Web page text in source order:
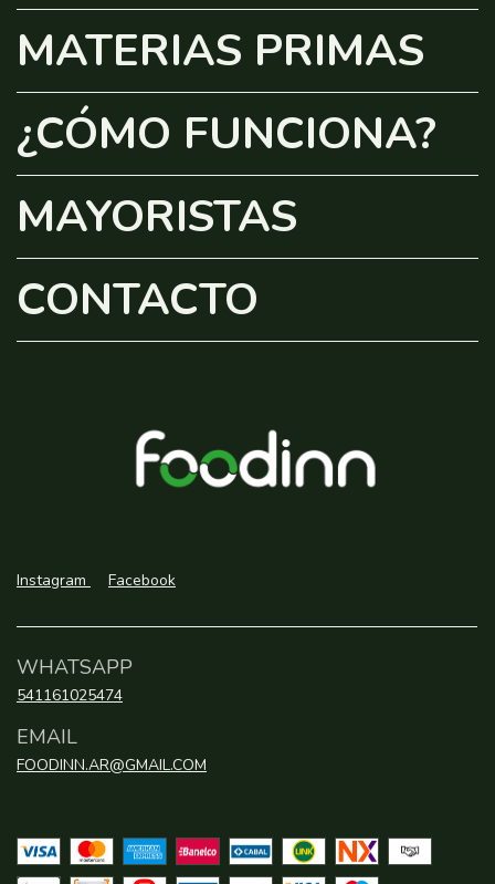
MATERIAS PRIMAS
¿CÓMO FUNCIONA?
MAYORISTAS
CONTACTO
Instagram Facebook
WHATSAPP
541161025474
EMAIL
FOODINN.AR@GMAIL.COM